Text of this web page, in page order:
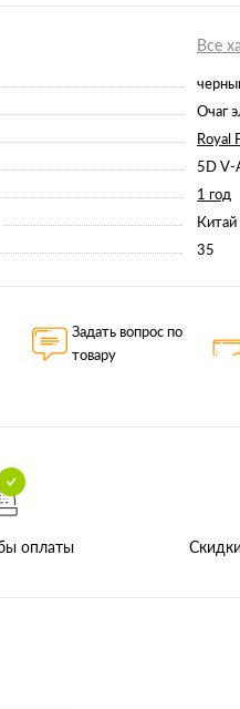
Все
Очаг
Royal
5D V-
1 год
Китай
35
Задать вопрос по
товару
оплаты